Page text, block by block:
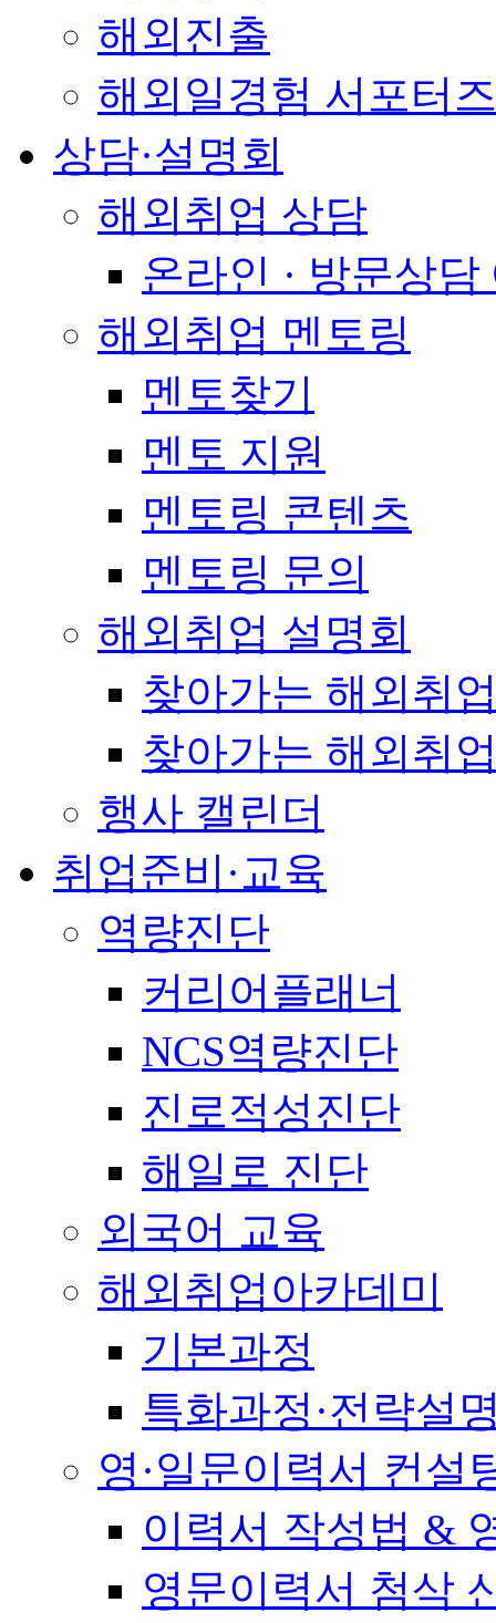
해외진출
해외일경험 서포터
상담·설명회
해외취업 상담
온라인 · 방문상담
해외취업 멘토링
멘토찾기
멘토 지원
멘토링 콘텐츠
멘토링 문의
해외취업 설명회
찾아가는 해외취
찾아가는 해외취
행사 캘린더
취업준비·교육
역량진단
커리어플래너
NCS역량진단
진로적성진단
해일로 진단
외국어 교육
해외취업아카데미
기본과정
특화과정·전략설
영·일문이력서 컨설
이력서 작성법 &
영문이력서 첨삭